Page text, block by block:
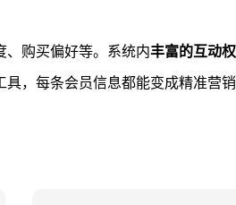
、购买偏好等。系统内丰富的互动
，每条会员信息都能变成精准营